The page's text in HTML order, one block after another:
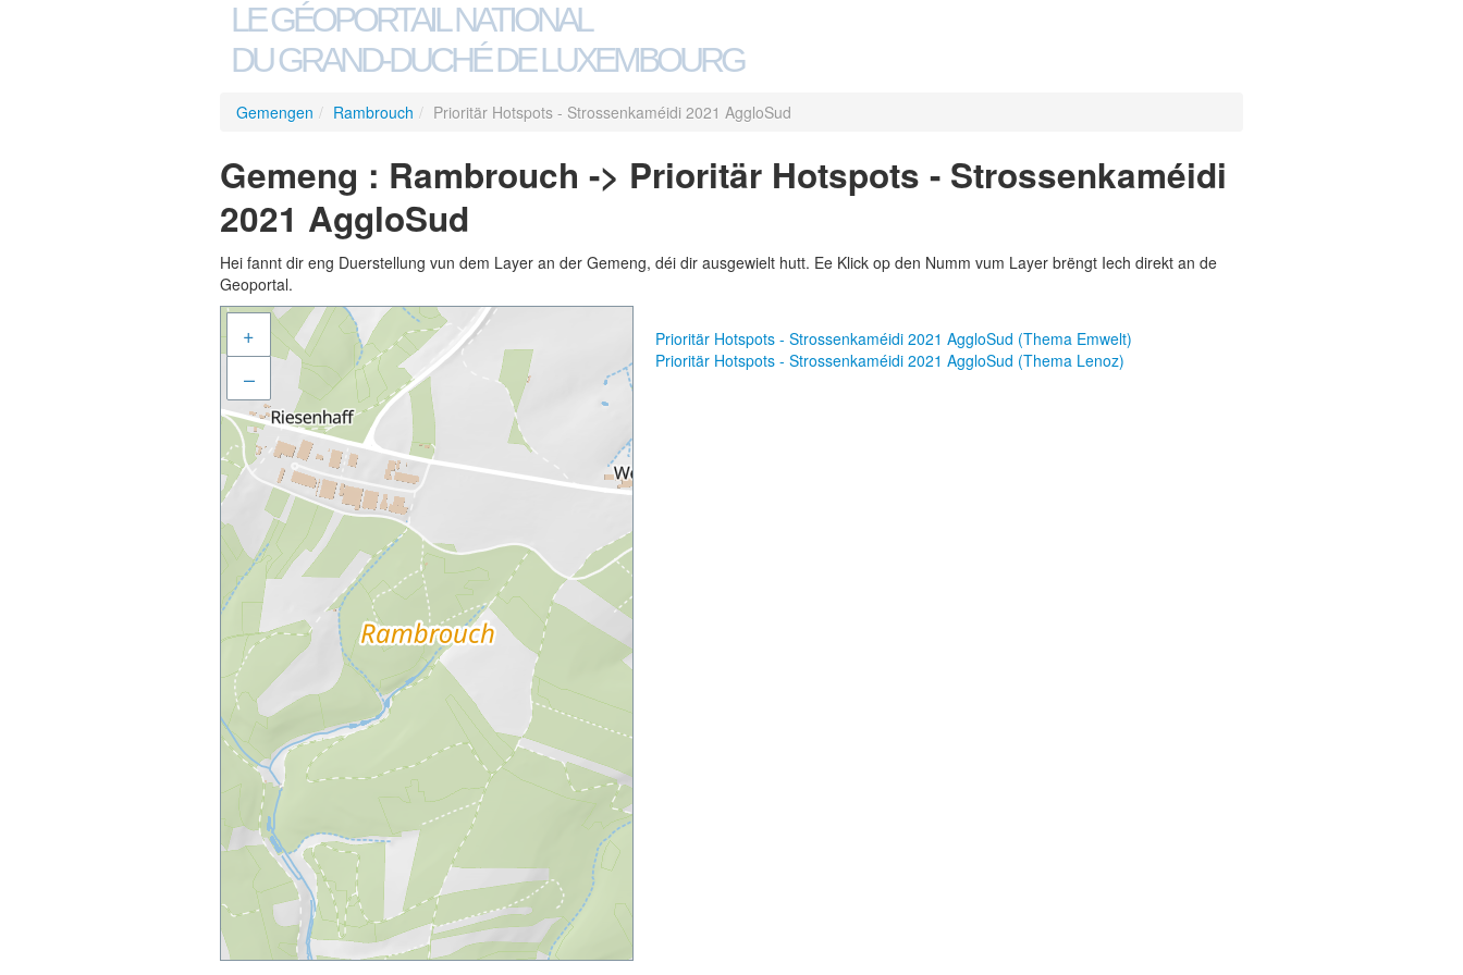
LE GÉOPORTAIL NATIONAL
DU GRAND-DUCHÉ DE LUXEMBOURG
Gemengen / Rambrouch / Prioritär Hotspots - Strossenkaméidi 2021 AggloSud
Gemeng : Rambrouch -> Prioritär Hotspots - Strossenkaméidi
2021 AggloSud
Hei fannt dir eng Duerstellung vun dem Layer an der Gemeng, déi dir ausgewielt hutt. Ee Klick op den Numm vum Layer brëngt Iech direkt an de
Geoportal.
+
–
Prioritär Hotspots - Strossenkaméidi 2021 AggloSud (Thema Emwelt)
Prioritär Hotspots - Strossenkaméidi 2021 AggloSud (Thema Lenoz)